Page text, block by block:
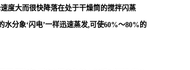
度大而很快降落在处于干燥筒的搅拌闪蒸
分象‘闪电’一样迅速蒸发,可使60%～80%的